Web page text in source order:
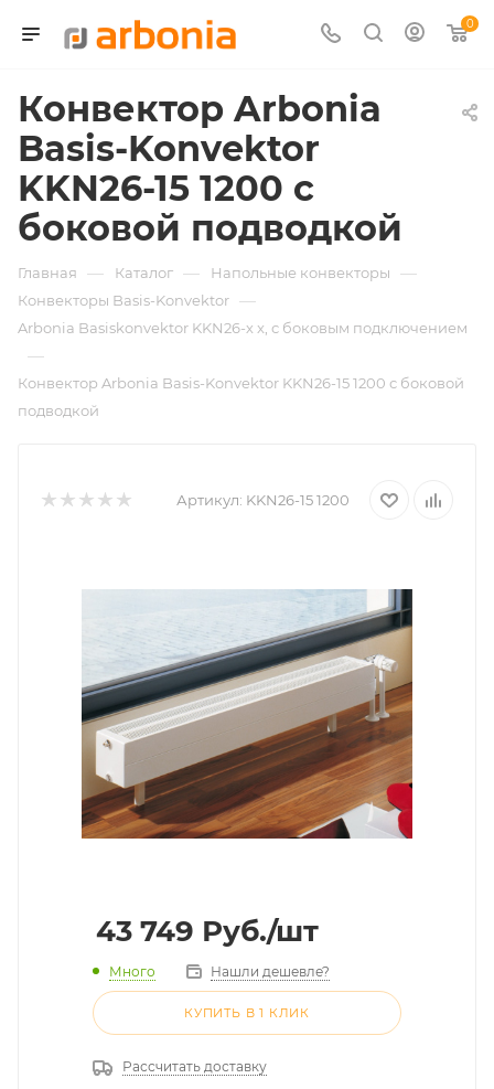
0
Конвектор Arbonia
Basis-Konvektor
KKN26-15 1200 с
боковой подводкой
Главная — Каталог — Напольные конвекторы —
Конвекторы Basis-Konvektor —
Arbonia Basiskonvektor KKN26-х x, с боковым подключением
—
Конвектор Arbonia Basis-Konvektor KKN26-15 1200 с боковой
подводкой
Артикул: KKN26-15 1200
43 749 Руб./шт
Много Нашли дешевле?
КУПИТЬ В 1 КЛИК
Рассчитать доставку